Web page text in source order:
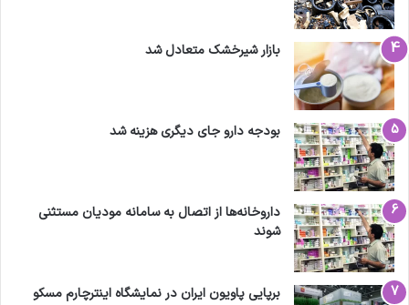
بازار شیرخشک متعادل شد
بودجه دارو جای دیگری هزینه شد
داروخانه‌ها از اتصال به سامانه مودیان مستثنی
شوند
برپایی پاویون ایران در نمایشگاه اینترچارم مسکو